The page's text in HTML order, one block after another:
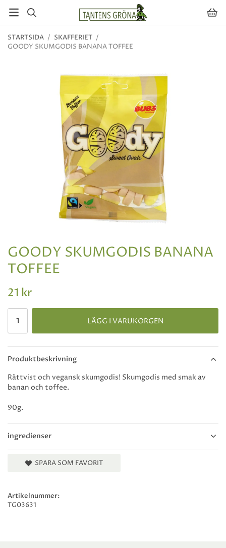
STARTSIDA / SKAFFERIET /
GOODY SKUMGODIS BANANA TOFFEE
GOODY SKUMGODIS BANANA
TOFFEE
21 kr
LÄGG I VARUKORGEN
Produktbeskrivning
ingredienser
Rättvist och vegansk skumgodis! Skumgodis med smak av
banan och toffee.
90g.
SPARA SOM FAVORIT
Artikelnummer:
TG03631